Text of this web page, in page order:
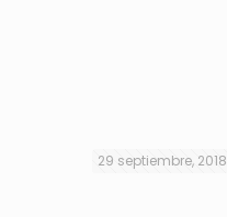
29 septiembre, 2018